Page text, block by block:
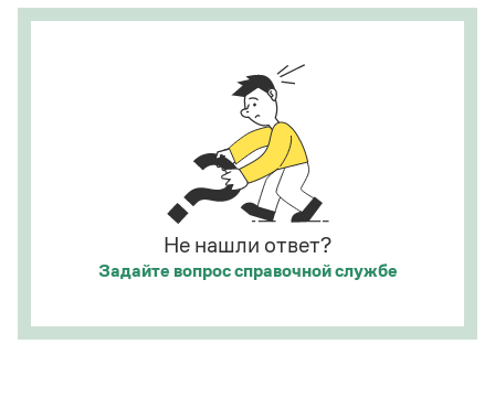
Статьи
Учебник Грамоты
Правила русского языка: от азов до тонкостей
Интерактивные упражнения: от простого к сложному
Скороговорки
Страница ответа
Не нашли ответ?
Задайте вопроссправочной службе